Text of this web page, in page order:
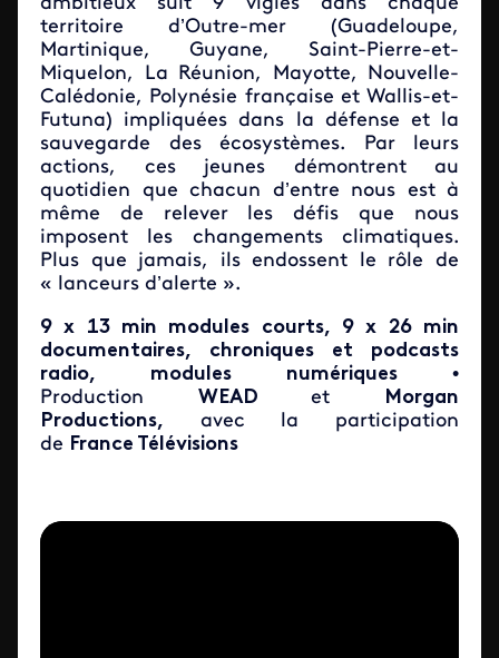
territoire d’Outre-mer (Guadeloupe,
Martinique, Guyane, Saint-Pierre-et-
Miquelon, La Réunion, Mayotte, Nouvelle-
Calédonie, Polynésie française et Wallis-et-
Futuna) impliquées dans la défense et la
sauvegarde des écosystèmes. Par leurs
actions, ces jeunes démontrent au
quotidien que chacun d’entre nous est à
même de relever les défis que nous
imposent les changements climatiques.
Plus que jamais, ils endossent le rôle de
« lanceurs d’alerte ».
9 x 13 min modules courts, 9 x 26 min
documentaires, chroniques et podcasts
radio, modules numériques •
Production WEADet
Morgan
Productions, avec la participation
de France Télévisions